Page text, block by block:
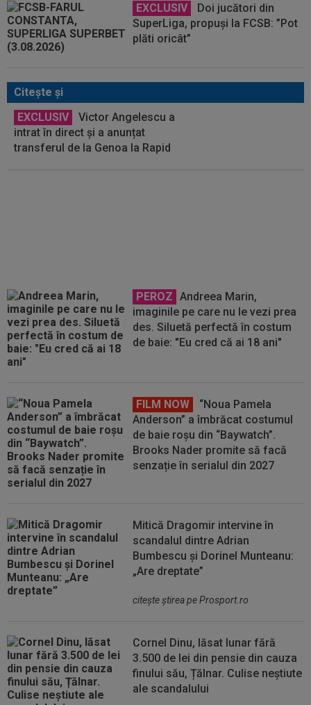
EXCLUSIV
Doi jucători din
SuperLiga, propuși la FCSB: ”Pot
plăti oricât”
Citeşte şi
EXCLUSIV
Victor Angelescu a
intrat în direct și a anunțat
transferul de la Genoa la Rapid
PEROZ Andreea Marin,
imaginile pe care nu le vezi prea
des. Siluetă perfectă în costum
de baie: "Eu cred că ai 18 ani"
FILM NOW
“Noua Pamela
Anderson” a îmbrăcat costumul
de baie roșu din “Baywatch”.
Brooks Nader promite să facă
senzație în serialul din 2027
Mitică Dragomir intervine în
scandalul dintre Adrian
Bumbescu și Dorinel Munteanu:
„Are dreptate”
citeşte ştirea pe Prosport.ro
Cornel Dinu, lăsat lunar fără
3.500 de lei din pensie din cauza
finului său, Țălnar. Culise neștiute
ale scandalului